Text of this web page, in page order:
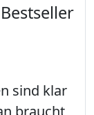
sind klar